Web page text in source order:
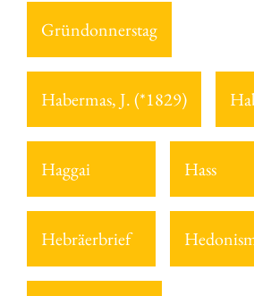
Gründonnerstag
Habermas, J. (*1829)
Haggai Hass
Hebräerbrief